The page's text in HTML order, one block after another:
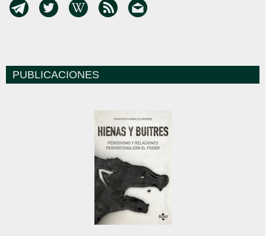
PUBLICACIONES